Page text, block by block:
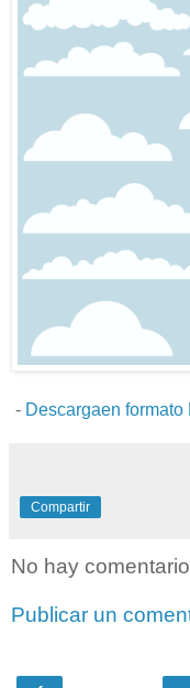
- Descargaen
Compartir
No hay
Publicar un